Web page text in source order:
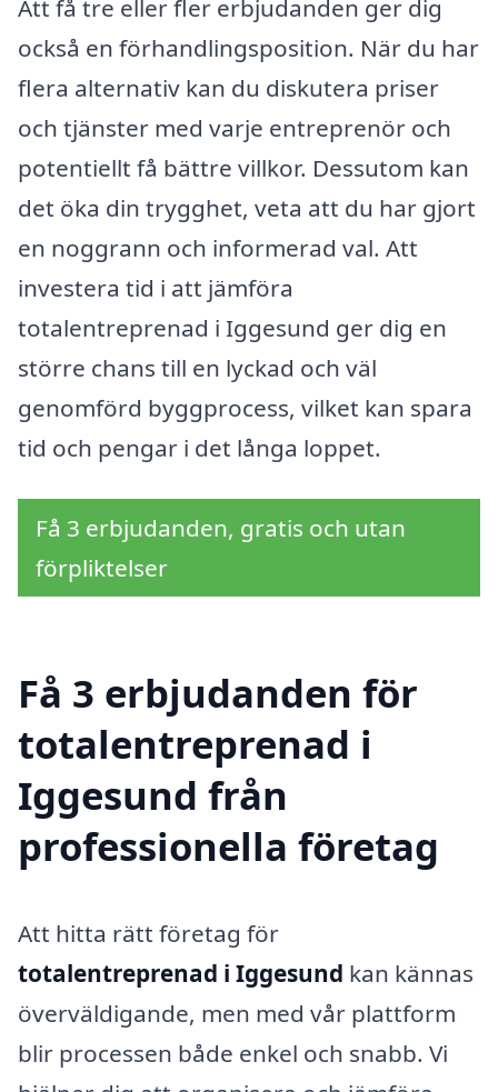
Att få tre eller fler erbjudanden ger dig
också en förhandlingsposition. När du har
flera alternativ kan du diskutera priser
och tjänster med varje entreprenör och
potentiellt få bättre villkor. Dessutom kan
det öka din trygghet, veta att du har gjort
en noggrann och informerad val. Att
investera tid i att jämföra
totalentreprenad i Iggesund ger dig en
större chans till en lyckad och väl
genomförd byggprocess, vilket kan spara
tid och pengar i det långa loppet.
Få 3 erbjudanden, gratis och utan
förpliktelser
Få 3 erbjudanden för
totalentreprenad i
Iggesund från
professionella företag
Att hitta rätt företag för
totalentreprenad i Iggesund kan kännas
överväldigande, men med vår plattform
blir processen både enkel och snabb. Vi